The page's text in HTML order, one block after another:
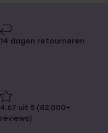
14 dagen retourneren
4,67 uit 5 (82.000+
reviews)